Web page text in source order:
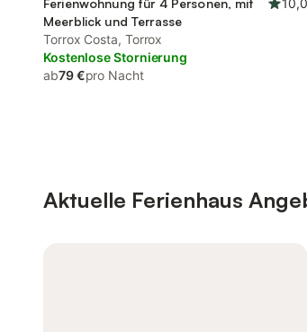
Ferienwohnung für 4 Personen, mit
Meerblick und Terrasse
10,0
Torrox Costa, Torrox
Kostenlose Stornierung
ab79 €pro Nacht
Aktuelle Ferienhaus